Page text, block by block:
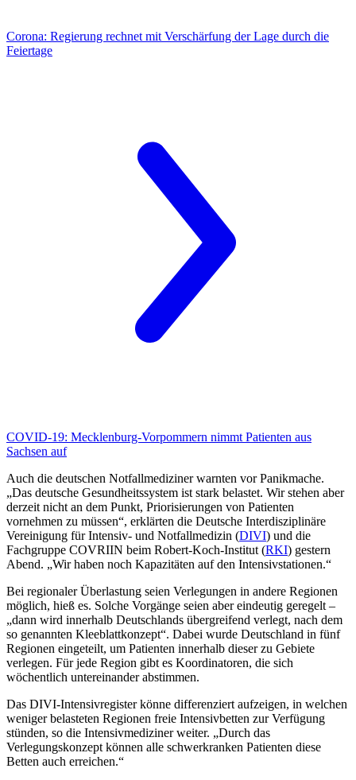
Corona: Regierung rechnet mit Verschärfung der Lage durch die
Feiertage
COVID-19: Mecklenburg-Vorpommern nimmt Patienten aus
Sachsen auf
Auch die deutschen Notfallmediziner warnten vor Panikmache.
„Das deutsche Gesundheitssystem ist stark belastet. Wir stehen aber
derzeit nicht an dem Punkt, Prio­ri­sierungen von Patienten
vornehmen zu müssen“, erklärten die Deutsche Interdisziplinäre
Vereinigung für Intensiv- und Notfallmedizin (DIVI) und die
Fachgruppe COVRIIN beim Robert-Koch-Institut (RKI) gestern
Abend. „Wir haben noch Kapazitäten auf den Intensivstationen.“
Bei regionaler Überlastung seien Verlegungen in andere Regionen
möglich, hieß es. Solche Vorgänge sei­en aber eindeutig geregelt –
„dann wird innerhalb Deutschlands übergreifend verlegt, nach dem
so genannten Kleeblattkonzept“. Dabei wurde Deutschland in fünf
Regionen eingeteilt, um Patienten in­nerhalb dieser zu Gebiete
verlegen. Für jede Region gibt es Koordinatoren, die sich
wöchentlich unter­einander abstimmen.
Das DIVI-Intensivregister könne differenziert aufzeigen, in welchen
weniger belasteten Regionen freie Intensivbetten zur Verfügung
stünden, so die Intensivmediziner weiter. „Durch das
Verlegungskonzept können alle schwerkranken Patienten diese
Betten auch erreichen.“